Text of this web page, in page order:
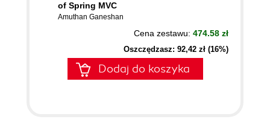
of Spring MVC
Amuthan Ganeshan
Cena zestawu: 474.58 zł
Oszczędzasz: 92,42 zł (16%)
Dodaj do koszyka